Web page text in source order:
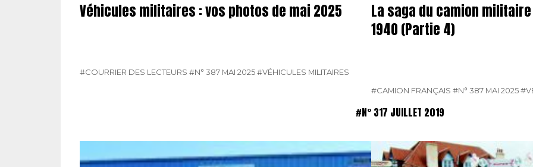
Véhicules militaires : vos photos de mai 2025
#COURRIER DES LECTEURS #N° 387 MAI 2025#VÉHICULES MILITAIRES
La saga du camion
1940 (Partie 4)
#CAMION FRANÇAIS #N° 387 MAI 2025
#N° 317 JUILLET 2019